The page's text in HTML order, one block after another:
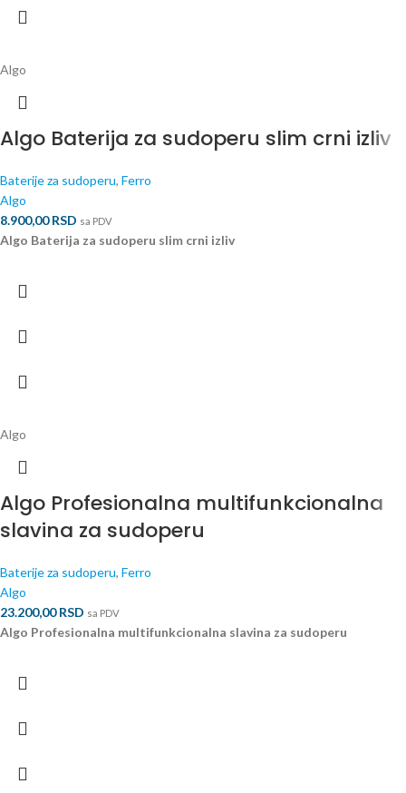
Algo
Algo Baterija za sudoperu slim crni izliv
Baterije za sudoperu, Ferro
Algo
8.900,00RSD sa PDV
Algo Baterija za sudoperu slim crni izliv
Algo
Algo Profesionalna multifunkcionalna
slavina za sudoperu
Baterije za sudoperu, Ferro
Algo
23.200,00RSD sa PDV
Algo Profesionalna multifunkcionalna slavina za sudoperu